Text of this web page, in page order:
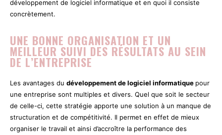
développement de logiciel informatique et en quoi il consiste
concrètement.
UNE BONNE ORGANISATION ET UN
MEILLEUR SUIVI DES RÉSULTATS AU SEIN
DE L’ENTREPRISE
Les avantages du développement de logiciel informatique pour
une entreprise sont multiples et divers. Quel que soit le secteur
de celle-ci, cette stratégie apporte une solution à un manque de
structuration et de compétitivité. Il permet en effet de mieux
organiser le travail et ainsi d’accroître la performance des